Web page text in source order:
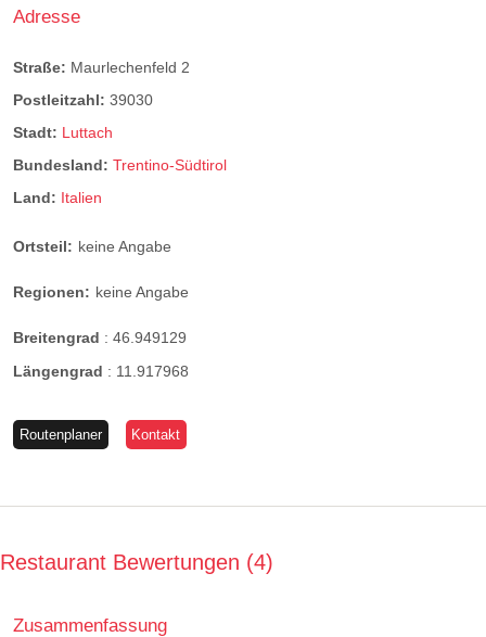
Adresse
Straße: Maurlechenfeld 2
Postleitzahl: 39030
Stadt: Luttach
Bundesland: Trentino-Südtirol
Land: Italien
Ortsteil: keine Angabe
Regionen: keine Angabe
Breitengrad : 46.949129
Längengrad : 11.917968
Routenplaner Kontakt
Restaurant Bewertungen 4
Zusammenfassung